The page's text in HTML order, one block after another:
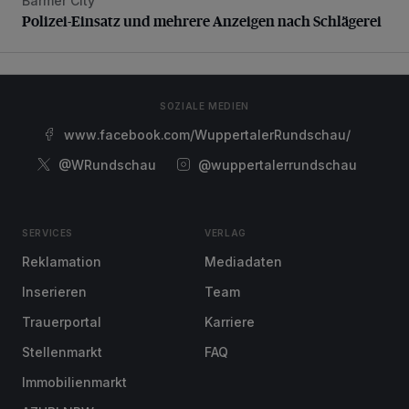
Polizei-Einsatz und mehrere Anzeigen nach Schlägerei
SOZIALE MEDIEN
www.facebook.com/WuppertalerRundschau/
@WRundschau
@wuppertalerrundschau
SERVICES
Reklamation
Inserieren
Trauerportal
Stellenmarkt
Immobilienmarkt
VERLAG
Mediadaten
Team
Karriere
FAQ